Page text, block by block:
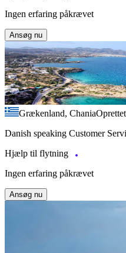
Ingen erfaring påkrævet
Ansøg nu
Grækenland, Chania
Danish speaking Customer
Hjælp til flytning
Ingen erfaring påkrævet
Ansøg nu